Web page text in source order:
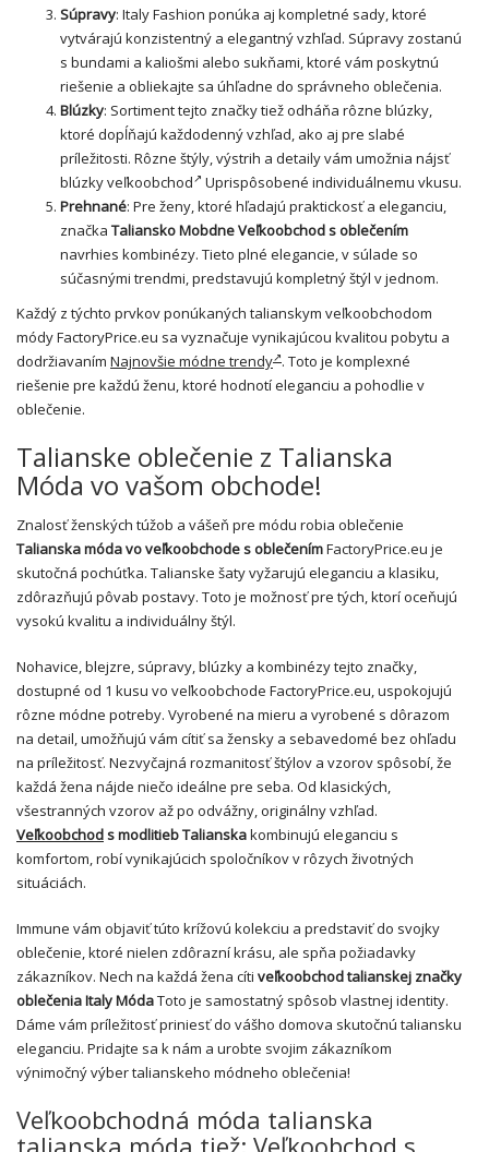
Súpravy: Italy Fashion ponúka aj kompletné sady, ktoré
vytvárajú konzistentný a elegantný vzhľad. Súpravy zostanú
s bundami a kaliošmi alebo sukňami, ktoré vám poskytnú
riešenie a obliekajte sa úhľadne do správneho oblečenia.
Blúzky: Sortiment tejto značky tiež odháňa rôzne blúzky,
ktoré dopĺňajú každodenný vzhľad, ako aj pre slabé
príležitosti. Rôzne štýly, výstrih a detaily vám umožnia nájsť
blúzky veľkoobchod
Uprispôsobené individuálnemu vkusu.
Prehnané: Pre ženy, ktoré hľadajú praktickosť a eleganciu,
značka Taliansko MobdneVeľkoobchod s oblečením
navrhies kombinézy. Tieto plné elegancie, v súlade so
súčasnými trendmi, predstavujú kompletný štýl v jednom.
Každý z týchto prvkov ponúkaných talianskym veľkoobchodom
módy FactoryPrice.eu sa vyznačuje vynikajúcou kvalitou pobytu a
dodržiavaním Najnovšie módne trendy . Toto je komplexné
riešenie pre každú ženu, ktoré hodnotí eleganciu a pohodlie v
oblečenie.
Talianske oblečenie z Talianska
Móda vo vašom obchode!
Znalosť ženských túžob a vášeň pre módu robia oblečenie
Talianska móda vo veľkoobchode s oblečenímFactoryPrice.eu je
skutočná pochúťka. Talianske šaty vyžarujú eleganciu a klasiku,
zdôrazňujú pôvab postavy. Toto je možnosť pre tých, ktorí oceňujú
vysokú kvalitu a individuálny štýl.
Nohavice, blejzre, súpravy, blúzky a kombinézy tejto značky,
dostupné od 1 kusu vo veľkoobchode FactoryPrice.eu, uspokojujú
rôzne módne potreby. Vyrobené na mieru a vyrobené s dôrazom
na detail, umožňujú vám cítiť sa žensky a sebavedomé bez ohľadu
na príležitosť. Nezvyčajná rozmanitosť štýlov a vzorov spôsobí, že
každá žena nájde niečo ideálne pre seba. Od klasických,
všestranných vzorov až po odvážny, originálny vzhľad.
Veľkoobchods modlitieb Talianskakombinujú eleganciu s
komfortom, robí vynikajúcich spoločníkov v rôzych životných
situáciách.
Immune vám objaviť túto krížovú kolekciu a predstaviť do svojky
oblečenie, ktoré nielen zdôrazní krásu, ale spňa požiadavky
zákazníkov. Nech na každá žena cíti veľkoobchod talianskej značky
oblečenia Italy MódaToto je samostatný spôsob vlastnej identity.
Dáme vám príležitosť priniesť do vášho domova skutočnú taliansku
eleganciu. Pridajte sa k nám a urobte svojim zákazníkom
výnimočný výber talianskeho módneho oblečenia!
Veľkoobchodná móda talianska
talianska móda tiež: Veľkoobchod s